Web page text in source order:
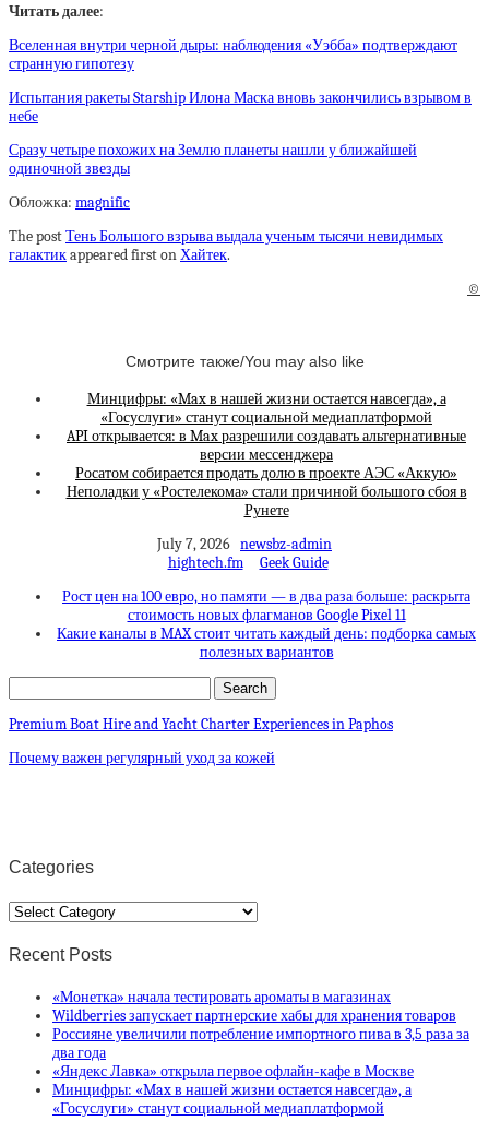
Читать далее:
Вселенная внутри черной дыры: наблюдения «Уэбба» подтверждают
странную гипотезу
Испытания ракеты Starship Илона Маска вновь закончились взрывом в
небе
Сразу четыре похожих на Землю планеты нашли у ближайшей
одиночной звезды
Обложка: magnific
The postТень Большого взрыва выдала ученым тысячи невидимых
галактикappeared first onХайтек.
©
Смотрите также/You may also like
Минцифры: «Max в нашей жизни остается навсегда», а
«Госуслуги» станут социальной медиаплатформой
API открывается: в Max разрешили создавать альтернативные
версии мессенджера
Росатом собирается продать долю в проекте АЭС «Аккую»
Неполадки у «Ростелекома» стали причиной большого сбоя в
Рунете
July 7, 2026 newsbz-admin
hightech.fm
Geek Guide
Рост цен на 100 евро, но памяти — в два раза больше: раскрыта
стоимость новых флагманов Google Pixel 11
Какие каналы в MAX стоит читать каждый день: подборка самых
полезных вариантов
Premium Boat Hire and Yacht Charter Experiences in Paphos
Почему важен регулярный уход за кожей
Categories
Categories
Recent Posts
«Монетка» начала тестировать ароматы в магазинах
Wildberries запускает партнерские хабы для хранения товаров
Россияне увеличили потребление импортного пива в 3,5 раза за
два года
«Яндекс Лавка» открыла первое офлайн-кафе в Москве
Минцифры: «Max в нашей жизни остается навсегда», а
«Госуслуги» станут социальной медиаплатформой